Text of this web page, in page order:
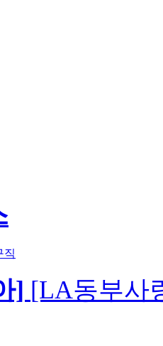
직
] [LA동부사